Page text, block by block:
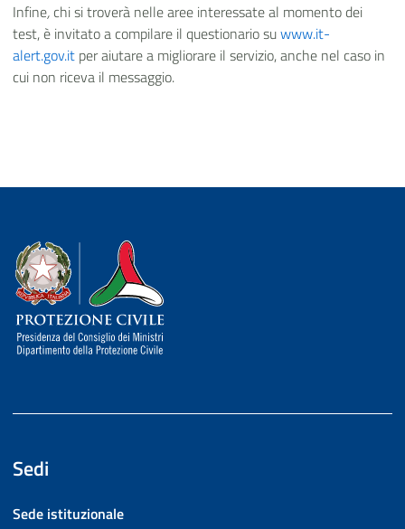
Infine, chi si troverà nelle aree interessate al momento dei
test, è invitato a compilare il questionario suwww.it-
alert.gov.it per aiutare a migliorare il servizio, anche nel caso in
cui non riceva il messaggio.
Dipartimento della Protezione Civile
Sedi
Sede istituzionale